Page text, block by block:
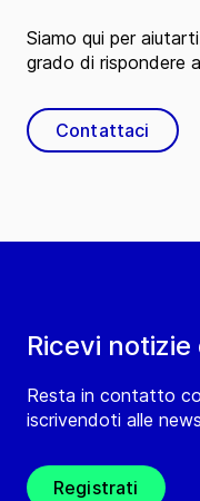
Ricevi notizie
Resta in contatto
iscrivendoti alle
Registrati
Siamo qui per
grado di rispondere
Contattaci